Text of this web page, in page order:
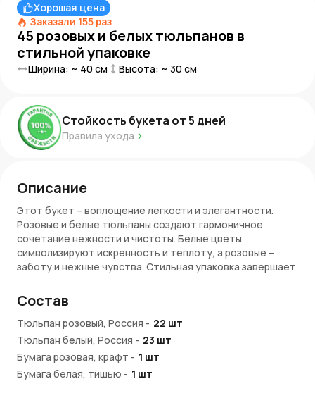
Хорошая цена
Заказали 155 раз
45 розовых и белых тюльпанов в
стильной упаковке
Ширина: ~ 40 см Высота: ~ 30 см
Стойкость букета от5 дней
Правила ухода
Описание
Этот букет – воплощение легкости и элегантности.
Розовые и белые тюльпаны создают гармоничное
сочетание нежности и чистоты. Белые цветы
символизируют искренность и теплоту, а розовые –
заботу и нежные чувства. Стильная упаковка завершает
Символика букета
Розовые тюльпаны ассоциируются с нежностью,
радостью и романтикой, а белые – с искренностью и
благородством. Вместе они образуют идеальную
композицию для выражения теплых эмоций и добрых
Состав
Тюльпан розовый, Россия - 22 шт
Тюльпан белый, Россия - 23 шт
Бумага розовая, крафт - 1 шт
Бумага белая, тишью - 1 шт